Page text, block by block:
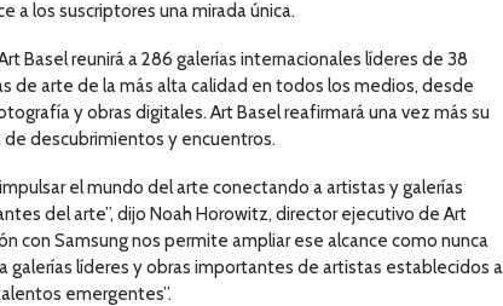
a los suscriptores una mirada única.
Basel reunirá a 286 galerías internacionales líderes de 38
de arte de la más alta calidad en todos los medios, desde
y obras digitales. Art Basel reafirmará una vez más su
descubrimientos y encuentros.
el mundo del arte conectando a artistas y galerías
del arte”, dijo Noah Horowitz, director ejecutivo de Art
con Samsung nos permite ampliar ese alcance como nunca
galerías líderes y obras importantes de artistas establecidos a
emergentes”.